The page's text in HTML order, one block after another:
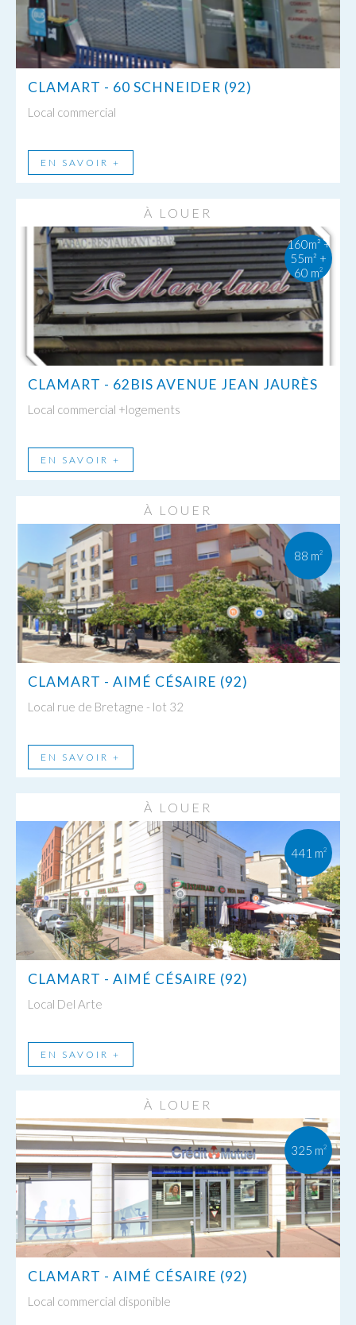
CLAMART - 60 SCHNEIDER (92)
Local commercial
EN SAVOIR +
À LOUER
160m² +
55m² +
60 m2
CLAMART - 62BIS AVENUE JEAN JAURÈS
Local commercial +logements
EN SAVOIR +
À LOUER
88 m2
CLAMART - AIMÉ CÉSAIRE (92)
Local rue de Bretagne - lot 32
EN SAVOIR +
À LOUER
441 m2
CLAMART - AIMÉ CÉSAIRE (92)
Local Del Arte
EN SAVOIR +
À LOUER
325 m2
CLAMART - AIMÉ CÉSAIRE (92)
Local commercial disponible